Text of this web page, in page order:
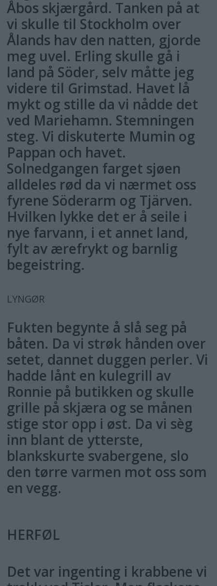
Åbos skjærgård. Tanken på at
vi skulle til Stockholm over
Ålands hav den natten, gjorde
meg uvel. Erling skulle gå i
land på Söder, selv måtte jeg
videre til Grimstad. Havet lå
mykt og stille da vi nådde det
ved Mariehamn. Stemningen
steg. Vi diskuterte Mumin og
Pappan och havet.
Solnedgangen farget sjøen
alldeles rød da vi nærmet oss
fyrene Söderarm og Tjärven.
Hvilken lykke det er å seile i
nye farvann, i et annet land,
fylt av ærefrykt og barnlig
begeistring.
LYNGØR
Fukten begynte å slå seg på
båten. Da vi strøk hånden over
setet, dannet duggen perler. Vi
hadde lånt en kulegrill av
Ronnie på butikken og skulle
grille på skjæra og se månen
stige stor opp i øst. Da vi sèg
inn blant de ytterste,
blankskurte svabergene, slo
den tørre varmen mot oss som
en vegg.
HERFØL
Det var ingenting i krabbene vi